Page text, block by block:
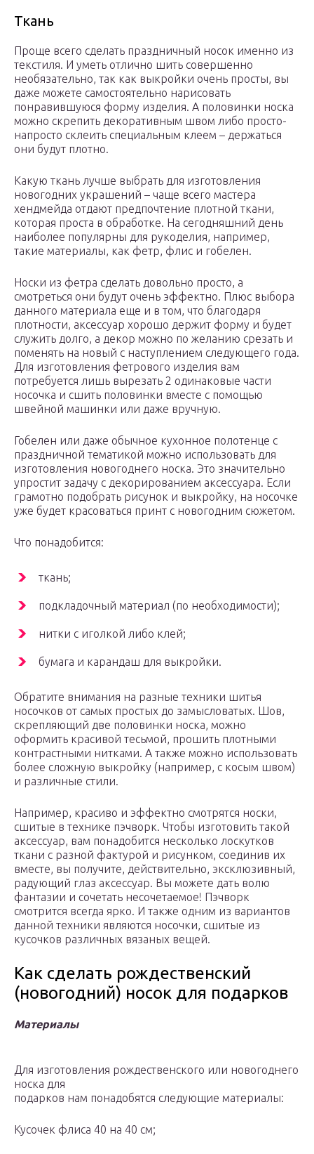
Ткань
Проще всего сделать праздничный носок именно из
текстиля. И уметь отлично шить совершенно
необязательно, так как выкройки очень просты, вы
даже можете самостоятельно нарисовать
понравившуюся форму изделия. А половинки носка
можно скрепить декоративным швом либо просто-
напросто склеить специальным клеем – держаться
они будут плотно.
Какую ткань лучше выбрать для изготовления
новогодних украшений – чаще всего мастера
хендмейда отдают предпочтение плотной ткани,
которая проста в обработке. На сегодняшний день
наиболее популярны для рукоделия, например,
такие материалы, как фетр, флис и гобелен.
Носки из фетра сделать довольно просто, а
смотреться они будут очень эффектно. Плюс выбора
данного материала еще и в том, что благодаря
плотности, аксессуар хорошо держит форму и будет
служить долго, а декор можно по желанию срезать и
поменять на новый с наступлением следующего года.
Для изготовления фетрового изделия вам
потребуется лишь вырезать 2 одинаковые части
носочка и сшить половинки вместе с помощью
швейной машинки или даже вручную.
Гобелен или даже обычное кухонное полотенце с
праздничной тематикой можно использовать для
изготовления новогоднего носка. Это значительно
упростит задачу с декорированием аксессуара. Если
грамотно подобрать рисунок и выкройку, на носочке
уже будет красоваться принт с новогодним сюжетом.
Что понадобится:
ткань;
подкладочный материал (по необходимости);
нитки с иголкой либо клей;
бумага и карандаш для выкройки.
Обратите внимания на разные техники шитья
носочков от самых простых до замысловатых. Шов,
скрепляющий две половинки носка, можно
оформить красивой тесьмой, прошить плотными
контрастными нитками. А также можно использовать
более сложную выкройку (например, с косым швом)
и различные стили.
Например, красиво и эффектно смотрятся носки,
сшитые в технике пэчворк. Чтобы изготовить такой
аксессуар, вам понадобится несколько лоскутков
ткани с разной фактурой и рисунком, соединив их
вместе, вы получите, действительно, эксклюзивный,
радующий глаз аксессуар. Вы можете дать волю
фантазии и сочетать несочетаемое! Пэчворк
смотрится всегда ярко. И также одним из вариантов
данной техники являются носочки, сшитые из
кусочков различных вязаных вещей.
Как сделать рождественский
(новогодний) носок для подарков
Материалы
Для изготовления рождественского или новогоднего
носка для
подарков нам понадобятся следующие материалы:
Кусочек флиса 40 на 40 см;